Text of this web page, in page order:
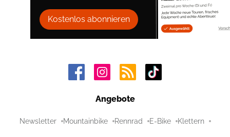
Kostenlos abonnieren
Angebote
Newsletter Mountainbike Rennrad E-Bike Klettern